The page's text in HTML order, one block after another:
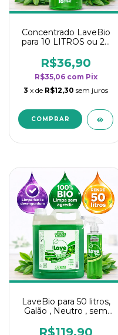
Concentrado LaveBio
para 10 LITROS ou 20
rendimento da
categoria - Neutro
R$36,90
R$35,06 com Pix
3 x de R$12,30 sem juros
LaveBio para 50 litros,
Galão , Neutro , sem